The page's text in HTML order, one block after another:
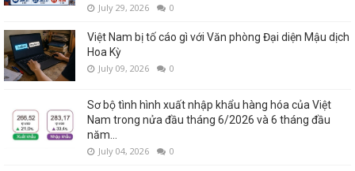
July 29, 2026 0
Việt Nam bị tố cáo gì với Văn phòng Đại diện Mậu dịch
Hoa Kỳ
July 09, 2026 0
Sơ bộ tình hình xuất nhập khẩu hàng hóa của Việt
Nam trong nửa đầu tháng 6/2026 và 6 tháng đầu
năm...
July 04, 2026 0